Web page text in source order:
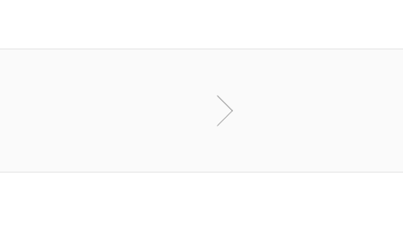
I love the way Stefan tells the